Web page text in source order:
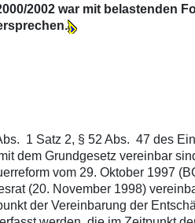
2002 war mit belastenden
1 Satz 2, § 52 Abs. 47 des
dem Grundgesetz vereinbar
vom 29. Oktober 1997
(20. November 1998)
der Vereinbarung der